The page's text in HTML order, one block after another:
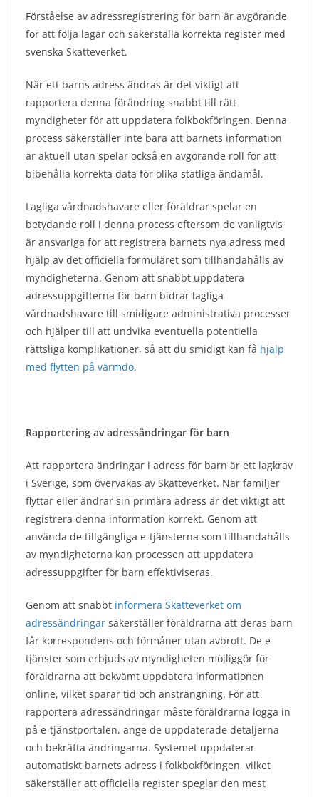
Förståelse av adressregistrering för barn är avgörande
för att följa lagar och säkerställa korrekta register med
svenska Skatteverket.
När ett barns adress ändras är det viktigt att
rapportera denna förändring snabbt till rätt
myndigheter för att uppdatera folkbokföringen. Denna
process säkerställer inte bara att barnets information
är aktuell utan spelar också en avgörande roll för att
bibehålla korrekta data för olika statliga ändamål.
Lagliga vårdnadshavare eller föräldrar spelar en
betydande roll i denna process eftersom de vanligtvis
är ansvariga för att registrera barnets nya adress med
hjälp av det officiella formuläret som tillhandahålls av
myndigheterna. Genom att snabbt uppdatera
adressuppgifterna för barn bidrar lagliga
vårdnadshavare till smidigare administrativa processer
och hjälper till att undvika eventuella potentiella
rättsliga komplikationer, så att du smidigt kan få hjälp
med flytten på värmdö.
Rapportering av adressändringar för barn
Att rapportera ändringar i adress för barn är ett lagkrav
i Sverige, som övervakas av Skatteverket. När familjer
flyttar eller ändrar sin primära adress är det viktigt att
registrera denna information korrekt. Genom att
använda de tillgängliga e-tjänsterna som tillhandahålls
av myndigheterna kan processen att uppdatera
adressuppgifter för barn effektiviseras.
Genom att snabbt informera Skatteverket om
adressändringar säkerställer föräldrarna att deras barn
får korrespondens och förmåner utan avbrott. De e-
tjänster som erbjuds av myndigheten möjliggör för
föräldrarna att bekvämt uppdatera informationen
online, vilket sparar tid och ansträngning. För att
rapportera adressändringar måste föräldrarna logga in
på e-tjänstportalen, ange de uppdaterade detaljerna
och bekräfta ändringarna. Systemet uppdaterar
automatiskt barnets adress i folkbokföringen, vilket
säkerställer att officiella register speglar den mest